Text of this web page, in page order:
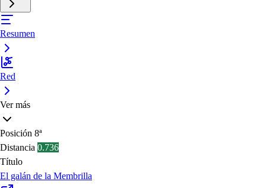
Resumen
Red
Ver más
Posición 8ª
Distancia 0.736
Título
El galán de la Membrilla